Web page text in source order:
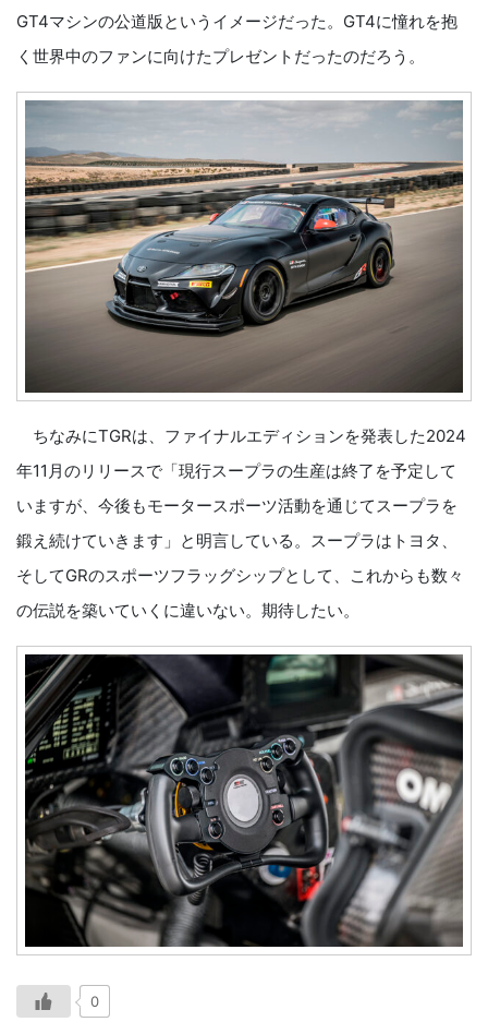
GT4マシンの公道版というイメージだった。GT4に憧れを抱
く世界中のファンに向けたプレゼントだったのだろう。
ちなみにTGRは、ファイナルエディションを発表した2024
年11月のリリースで「現行スープラの生産は終了を予定して
いますが、今後もモータースポーツ活動を通じてスープラを
鍛え続けていきます」と明言している。スープラはトヨタ、
そしてGRのスポーツフラッグシップとして、これからも数々
の伝説を築いていくに違いない。期待したい。
0